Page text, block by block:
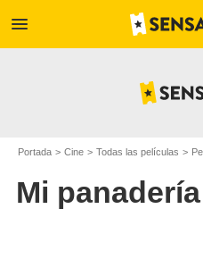
menu
Portada Cine Todas las películas
Mi